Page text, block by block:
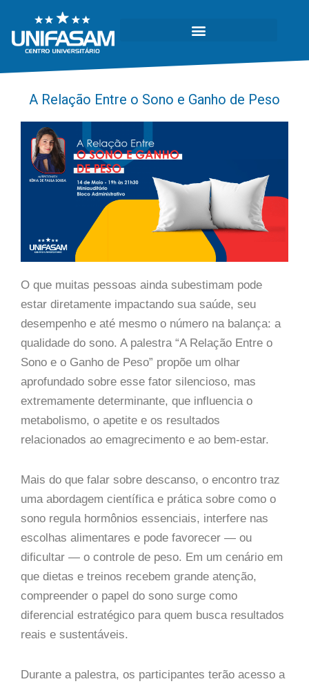
A Relação Entre o Sono e Ganho de Peso
O que muitas pessoas ainda subestimam pode
estar diretamente impactando sua saúde, seu
desempenho e até mesmo o número na balança: a
qualidade do sono. A palestra “A Relação Entre o
Sono e o Ganho de Peso” propõe um olhar
aprofundado sobre esse fator silencioso, mas
extremamente determinante, que influencia o
metabolismo, o apetite e os resultados
relacionados ao emagrecimento e ao bem-estar.
Mais do que falar sobre descanso, o encontro traz
uma abordagem científica e prática sobre como o
sono regula hormônios essenciais, interfere nas
escolhas alimentares e pode favorecer — ou
dificultar — o controle de peso. Em um cenário em
que dietas e treinos recebem grande atenção,
compreender o papel do sono surge como
diferencial estratégico para quem busca resultados
reais e sustentáveis.
Durante a palestra, os participantes terão acesso a